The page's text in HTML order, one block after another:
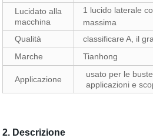
Lucidato alla
macchina
1 lucido laterale
massima
Qualità
classificare A, il
Marche
Tianhong
Applicazione
usato per le
applicazioni e
2. Descrizione